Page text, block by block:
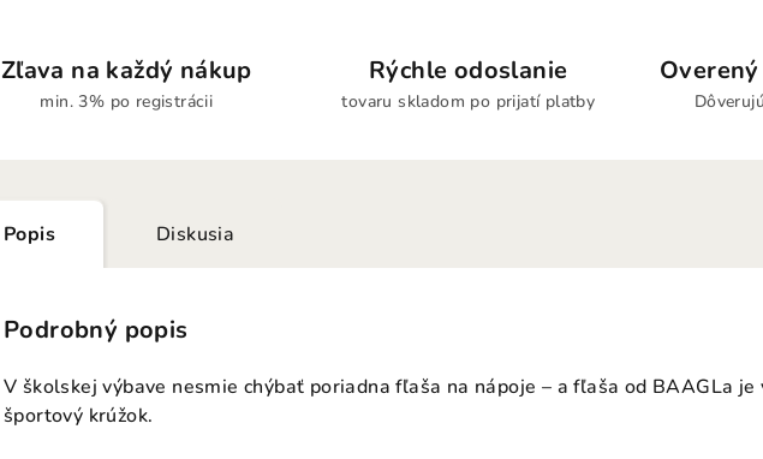
Zľava na každý nákup
min. 3% po registrácii
Rýchle odoslanie
tovaru skladom po prijatí platby
Popis Diskusia
Podrobný popis
V školskej výbave nesmie chýbať poriadna fľaša na nápoje – a fľaša od BAAGLa
športový krúžok.